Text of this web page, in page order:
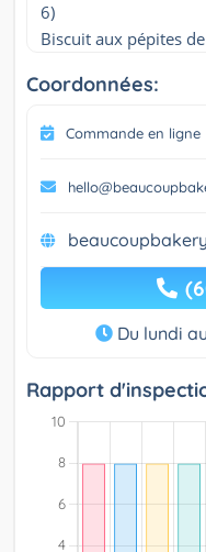
6)
Biscuit aux pépites
Coordonnées:
Commande en ligne
Du lundi
Rapport